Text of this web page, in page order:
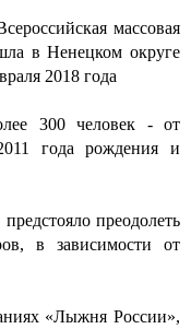
массовая
в Ненецком округе
2018 года
300 человек - от
года рождения и
преодолеть
в зависимости от
«Лыжня России»,